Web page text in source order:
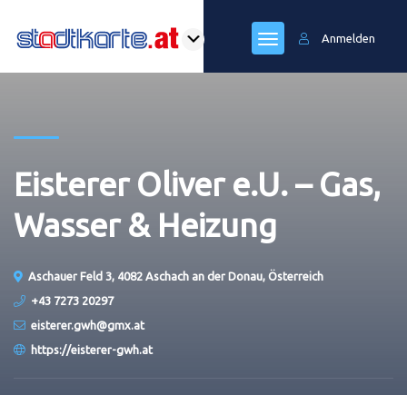
Anmelden
Eisterer Oliver e.U. – Gas,
Wasser & Heizung
Aschauer Feld 3, 4082 Aschach an der Donau, Österreich
+43 7273 20297
eisterer.gwh@gmx.at
https://eisterer-gwh.at